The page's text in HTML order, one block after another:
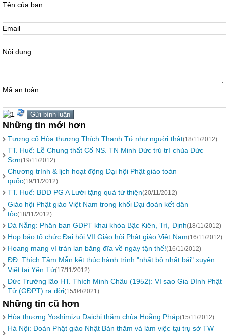
Tên của bạn
Email
Nội dung
Mã an toàn
Những tin mới hơn
Tượng cố Hòa thượng Thích Thanh Tứ như người thật(18/11/2012)
TT. Huế: Lễ Chung thất Cố NS. TN Minh Đức trú trì chùa Đức
Sơn(19/11/2012)
Chương trình & lịch hoạt động Đại hội Phật giáo toàn
quốc(19/11/2012)
TT. Huế: BĐD PG A Lưới tặng quà từ thiện(20/11/2012)
Giáo hội Phật giáo Việt Nam trong khối Đại đoàn kết dân
tộc(18/11/2012)
Đà Nẵng: Phân ban GĐPT khai khóa Bậc Kiên, Trì, Định(18/11/2012)
Họp báo tổ chức Đại hội VII Giáo hội Phật giáo Việt Nam(16/11/2012)
Hoang mang vì tràn lan băng đĩa về ngày tận thế!(16/11/2012)
ĐĐ. Thích Tâm Mẫn kết thúc hành trình "nhất bộ nhất bái" xuyên
Việt tại Yên Tử(17/11/2012)
Đức Trưởng lão HT. Thích Minh Châu (1952): Vì sao Gia Đình Phật
Tử (GĐPT) ra đời(15/04/2021)
Những tin cũ hơn
Hòa thượng Yoshimizu Daichi thăm chùa Hoằng Pháp(15/11/2012)
Hà Nội: Đoàn Phật giáo Nhật Bản thăm và làm việc tại trụ sở TW